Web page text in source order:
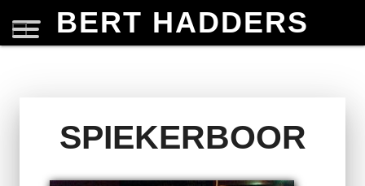
BERT HADDERS
SPIEKERBOOR